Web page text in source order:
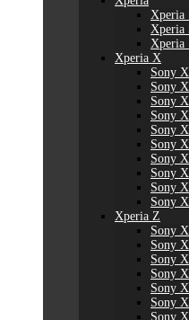
Xperia
Xperia
Xperia
Xperia X
Sony
Sony
Sony
Sony
Sony
Sony
Sony
Sony
Sony
Sony
Xperia Z
Sony
Sony
Sony
Sony
Sony
Sony
Sony